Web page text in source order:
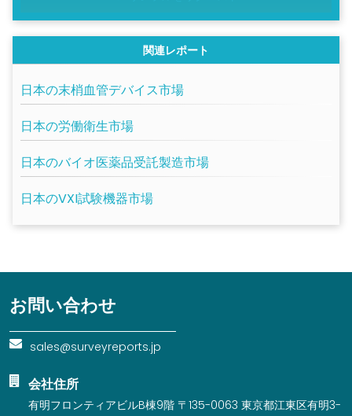
関連レポート
日本の末梢血管デバイス市場
日本の労働衛生市場
日本のバイオ医薬品受託製造市場
日本のVXI試験機器市場
お問い合わせ
sales@surveyreports.jp
会社住所
有明フロンティアビルB棟9階 〒135-0063 東京都江東区有明3-